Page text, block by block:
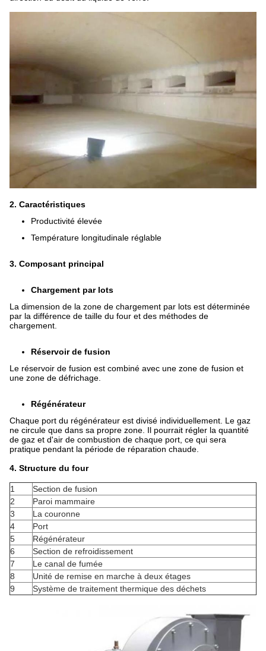
2. Caractéristiques
Productivité élevée
Température longitudinale réglable
3. Composant principal
Chargement par lots
La dimension de la zone de chargement par lots est déterminée
par la différence de taille du four et des méthodes de
chargement.
Réservoir de fusion
Le réservoir de fusion est combiné avec une zone de fusion et
une zone de défrichage.
Régénérateur
Chaque port du régénérateur est divisé individuellement. Le gaz
ne circule que dans sa propre zone. Il pourrait régler la quantité
de gaz et d'air de combustion de chaque port, ce qui sera
pratique pendant la période de réparation chaude.
4. Structure du four
1
Section de fusion
2
Paroi mammaire
3
La couronne
4
Port
5
Régénérateur
6
Section de refroidissement
7
Le canal de fumée
8
Unité de remise en marche à deux étages
9
Système de traitement thermique des déchets